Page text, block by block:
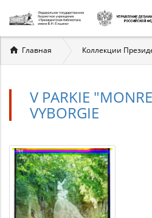
Вы
здесь
Главная Коллекции
V PARKIE
VYBORGIE